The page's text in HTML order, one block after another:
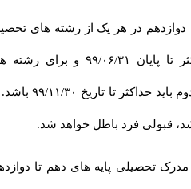
در هر یک از رشته های تحصیلی
برای نیمسال اول باید حداکثر تا پایان ۹۹/۰۶/۳۱ و برای رشته های
تحصیلی پذیرش در نیمسال دوم باید حداکثر تا تاریخ ۹۹/۱۱/۳۰ باشد. در
فرد باطل خواهد شد.
پایه های دهم تا دوازدهم،